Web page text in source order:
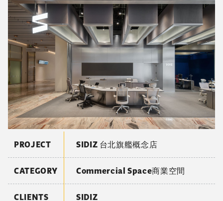
PROJECT SIDIZ 台北旗艦概念店
CATEGORY Commercial Space商業空間
CLIENTS SIDIZ